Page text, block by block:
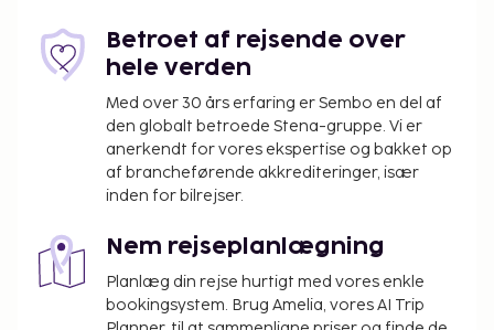
Betroet af rejsende over
hele verden
Med over 30 års erfaring er Sembo en del af
den globalt betroede Stena-gruppe. Vi er
anerkendt for vores ekspertise og bakket op
af brancheførende akkrediteringer, især
inden for bilrejser.
Nem rejseplanlægning
Planlæg din rejse hurtigt med vores enkle
bookingsystem. Brug Amelia, vores AI Trip